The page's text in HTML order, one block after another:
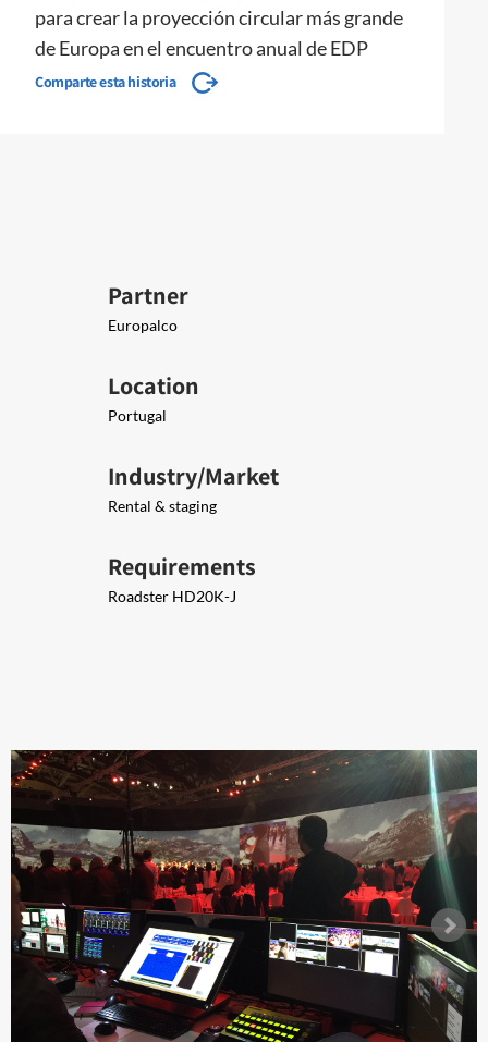
para crear la proyección circular más grande
de Europa en el encuentro anual de EDP
Comparte esta historia
Partner
Europalco
Location
Portugal
Industry/Market
Rental & staging
Requirements
Roadster HD20K-J